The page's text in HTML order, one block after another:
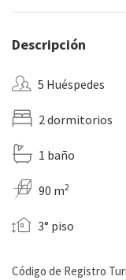
Descripción
5 Huéspedes
2 dormitorios
1 baño
90 m2
3° piso
Código de Registro